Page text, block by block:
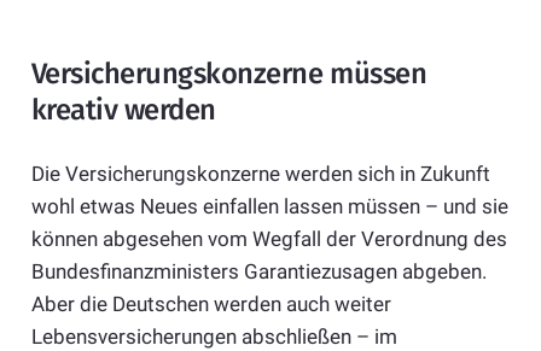
Versicherungskonzerne müssen
kreativ werden
Die Versicherungskonzerne werden sich in Zukunft
wohl etwas Neues einfallen lassen müssen – und sie
können abgesehen vom Wegfall der Verordnung des
Bundesfinanzministers Garantiezusagen abgeben.
Aber die Deutschen werden auch weiter
Lebensversicherungen abschließen – im